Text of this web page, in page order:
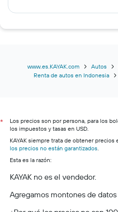
www.es.KAYAK.com Autos
Renta de autos en Indonesia
*
Los precios son por persona, para los
los impuestos y tasas en USD.
KAYAK siempre trata de obtener precios
los precios no están garantizados.
Esta es la razón:
KAYAK no es el vendedor.
Agregamos montones de datos